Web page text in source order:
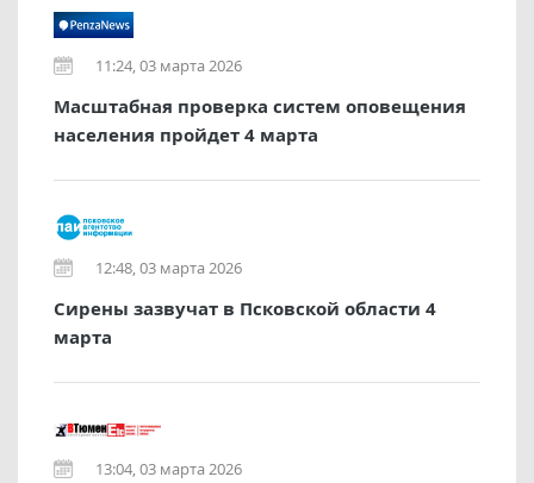
11:24, 03 марта 2026
Масштабная проверка систем оповещения
населения пройдет 4 марта
12:48, 03 марта 2026
Сирены зазвучат в Псковской области 4
марта
13:04, 03 марта 2026